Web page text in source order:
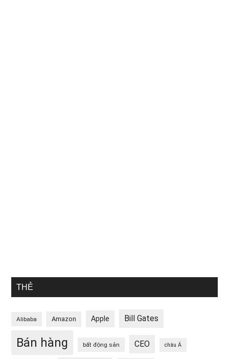
THẺ
Alibaba Amazon Apple Bill Gates
Bán hàng bất động sản CEO châu Á